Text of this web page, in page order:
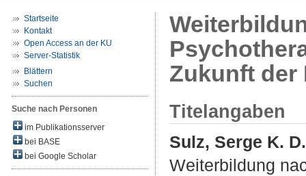
Startseite
Kontakt
Open Access an der KU
Server-Statistik
Blättern
Suchen
Suche nach Personen
im Publikationsserver
bei BASE
bei Google Scholar
Zukunft der
Titelangaben
Sulz, Serge K. D.
Weiterbildung